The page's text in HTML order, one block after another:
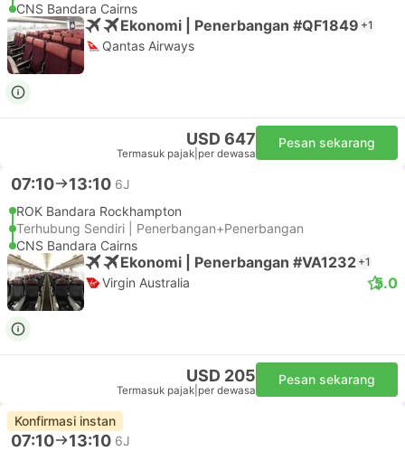
CNS Bandara Cairns
Ekonomi | Penerbangan #QF1849 +1
Qantas Airways
USD 647
Termasuk pajak per dewasa
Pesan sekarang
07:10 13:10 6J
ROK Bandara Rockhampton
Terhubung Sendiri | Penerbangan+Penerbangan
CNS Bandara Cairns
Ekonomi | Penerbangan #VA1232 +1
Virgin Australia 5.0
USD 205
Termasuk pajak per dewasa
Pesan sekarang
Konfirmasi instan
07:10 13:10 6J